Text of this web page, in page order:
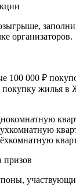
организаторов.
100 000 ₽
покупку жилья
призов